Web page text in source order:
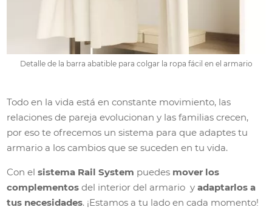
Detalle de la barra abatible para colgar la ropa fácil en el armario
Todo en la vida está en constante movimiento, las
relaciones de pareja evolucionan y las familias crecen,
por eso te ofrecemos un sistema para que adaptes tu
armario a los cambios que se suceden en tu vida.
Con elsistema Rail System puedes mover los
complementosdel interior del armario yadaptarlos a
tus necesidades. ¡Estamos a tu lado en cada momento!